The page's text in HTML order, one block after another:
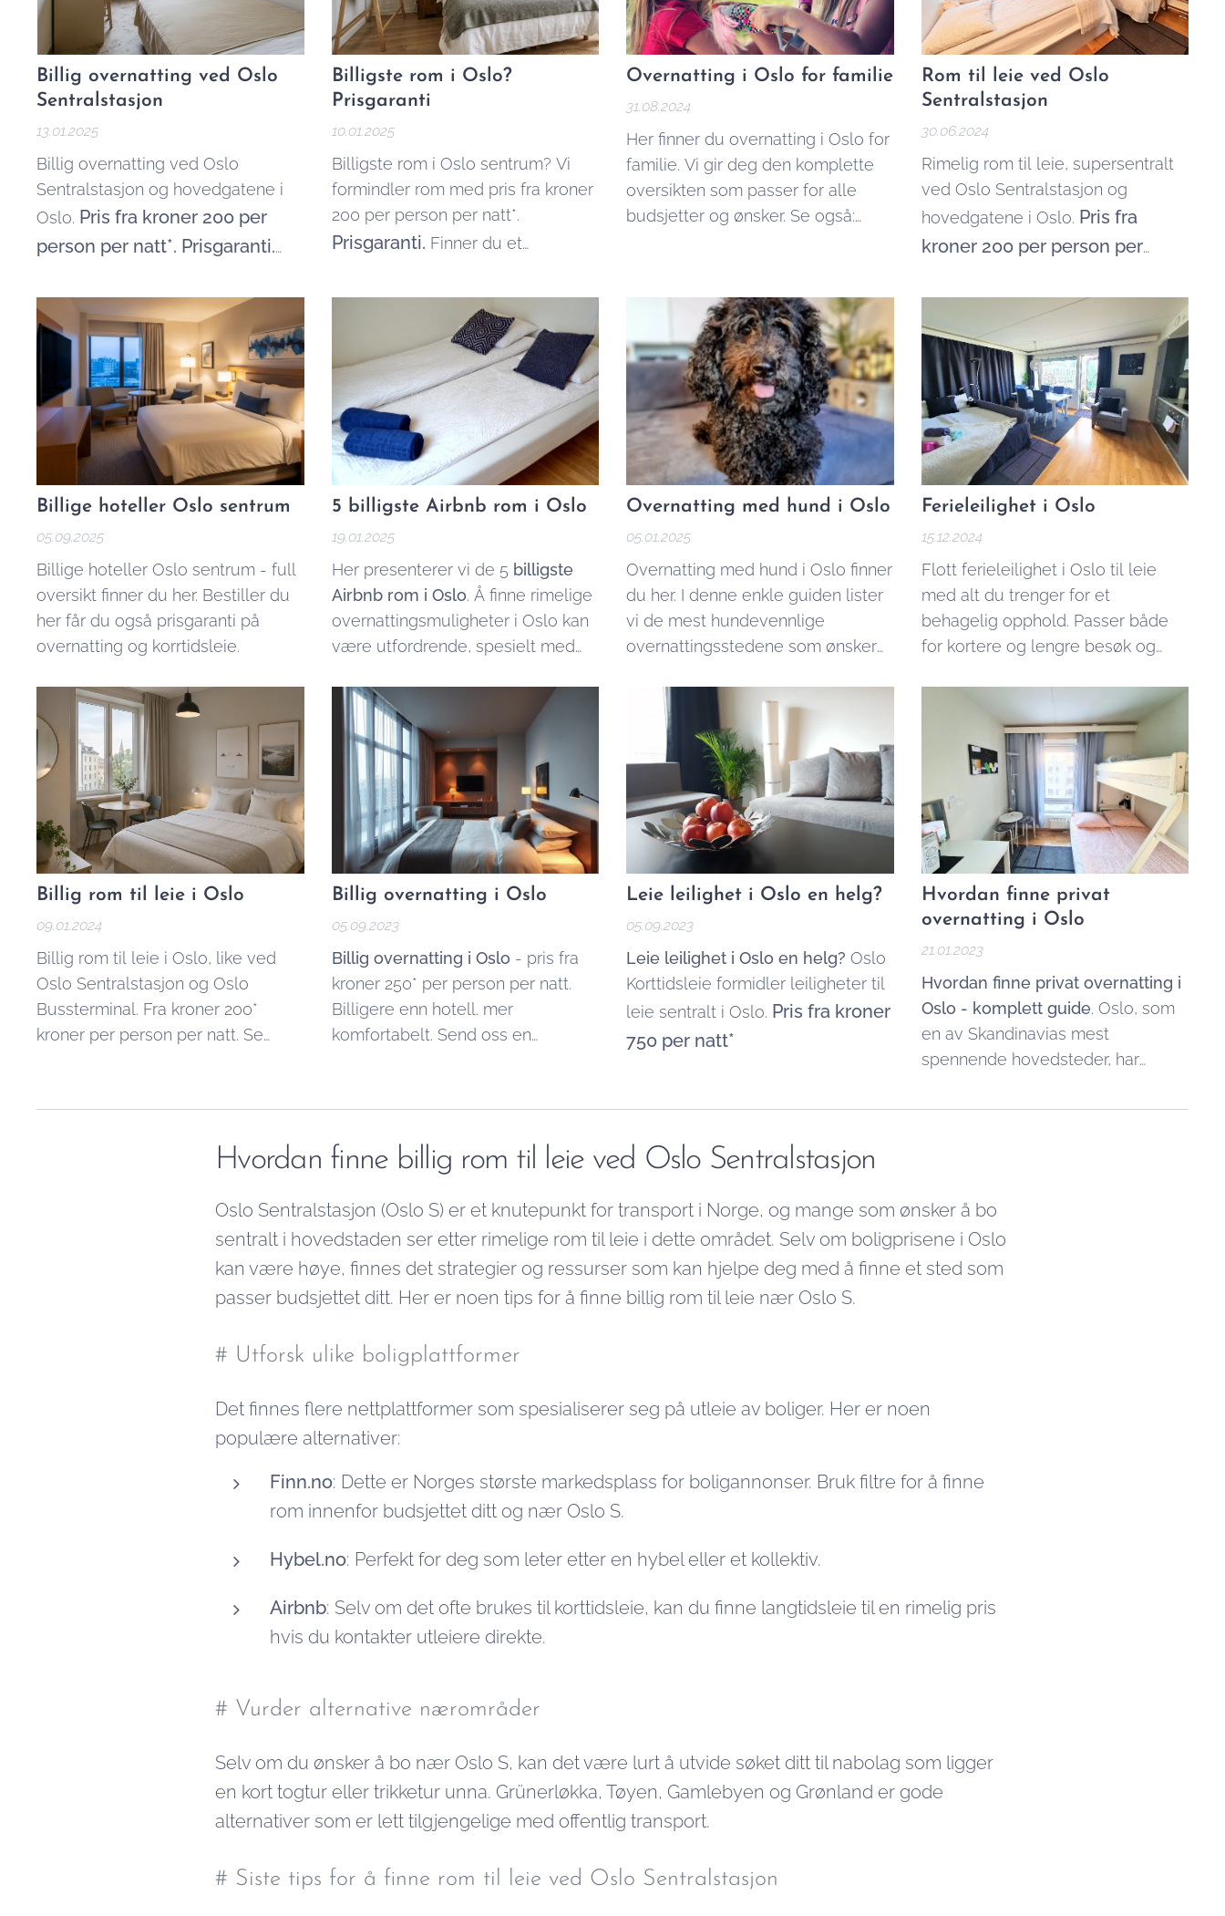
Billig overnatting ved Oslo
Sentralstasjon
13.01.2025
Billig overnatting ved Oslo
Sentralstasjon og hovedgatene i
Oslo. Pris fra kroner 200 per
person per natt*. Prisgaranti.
bydel Oslo sentrum kan du
matche prisen.
Billigste rom i Oslo?
Prisgaranti
10.01.2025
Billigste rom i Oslo sentrum? Vi
formindler rom med pris fra kroner
200 per person per natt*.
Prisgaranti. Finner du et
Oslo sentrum, kan du be om å få
Overnatting i Oslo for familie
31.08.2024
Her finner du overnatting i Oslo for
familie. Vi gir deg den komplette
oversikten som passer for alle
budsjetter og ønsker. Se også:
Rom til leie ved Oslo
Sentralstasjon
30.06.2024
Rimelig rom til leie, supersentralt
ved Oslo Sentralstasjon og
hovedgatene i Oslo. Pris fra
kroner 200 per person per
utleieobjektene i Oslo, ifølge
gjester.
Billige hoteller Oslo sentrum
05.09.2025
Billige hoteller Oslo sentrum - full
oversikt finner du her. Bestiller du
her får du også prisgaranti på
overnatting og korrtidsleie.
5 billigste Airbnb rom i Oslo
19.01.2025
Her presenterer vi de 5 billigste
Airbnb rom i Oslo. Å finne rimelige
overnattingsmuligheter i Oslo kan
være utfordrende, spesielt med
sesong og etterspørsel. Det er
likevel fullt mulig, og her er fem av
de billigste Airbnb-rommene i
Oslo:
Overnatting med hund i Oslo
05.01.2025
Overnatting med hund i Oslo finner
du her. I denne enkle guiden lister
vi de mest hundevennlige
overnattingsstedene som ønsker
Du kan
søke direkte he
mer om hundevennlige
alternativer under.
Ferieleilighet i Oslo
15.12.2024
Flott ferieleilighet i Oslo til leie
med alt du trenger for et
behagelig opphold. Passer både
for kortere og lengre besøk og
Billig rom til leie i Oslo
09.01.2024
Billig rom til leie i Oslo, like ved
Oslo Sentralstasjon og Oslo
Bussterminal. Fra kroner 200*
kroner per person per natt. Se
Billig overnatting i Oslo
05.09.2023
Billig overnatting i Oslo - pris fra
kroner 250* per person per natt.
Billigere enn hotell. mer
komfortabelt. Send oss en
de ulike alternativene under.
Leie leilighet i Oslo en helg?
05.09.2023
Leie leilighet i Oslo en helg? Oslo
Korttidsleie formidler leiligheter til
leie sentralt i Oslo. Pris fra kroner
750 per natt*
Hvordan finne privat
overnatting i Oslo
21.01.2023
Hvordan finne privat overnatting i
Oslo - komplett guide. Oslo, som
en av Skandinavias mest
spennende hovedsteder, har
overnatting. Enten du leter etter en
passer dine behov.
Hvordan finne billig rom til leie ved Oslo Sentralstasjon
Oslo Sentralstasjon (Oslo S) er et knutepunkt for transport i Norge, og mange som ønsker å bo
sentralt i hovedstaden ser etter rimelige rom til leie i dette området. Selv om boligprisene i Oslo
kan være høye, finnes det strategier og ressurser som kan hjelpe deg med å finne et sted som
passer budsjettet ditt. Her er noen tips for å finne billig rom til leie nær Oslo S.
# Utforsk ulike boligplattformer
Det finnes flere nettplattformer som spesialiserer seg på utleie av boliger. Her er noen
populære alternativer:
Finn.no: Dette er Norges største markedsplass for boligannonser. Bruk filtre for å finne
rom innenfor budsjettet ditt og nær Oslo S.
Hybel.no: Perfekt for deg som leter etter en hybel eller et kollektiv.
Airbnb: Selv om det ofte brukes til korttidsleie, kan du finne langtidsleie til en rimelig pris
hvis du kontakter utleiere direkte.
# Vurder alternative nærområder
Selv om du ønsker å bo nær Oslo S, kan det være lurt å utvide søket ditt til nabolag som ligger
en kort togtur eller trikketur unna. Grünerløkka, Tøyen, Gamlebyen og Grønland er gode
alternativer som er lett tilgjengelige med offentlig transport.
# Siste tips for å finne rom til leie ved Oslo Sentralstasjon